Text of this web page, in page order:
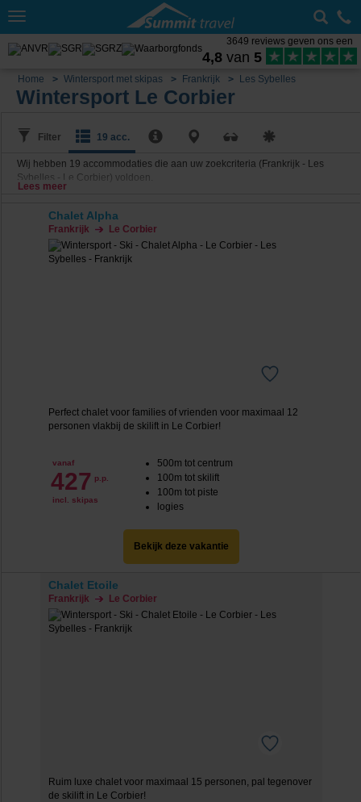
Toggle
3649 reviews geven ons een
4,8 van 5
Home Wintersport met skipas Frankrijk Les Sybelles
Wintersport Le Corbier
Filter 19 acc.
Wij hebben 19 accommodaties die aan uw zoekcriteria (Frankrijk - Les
Sybelles - Le Corbier) voldoen.
Lees meer
Chalet Alpha
Frankrijk Le Corbier
Perfect chalet voor families of vrienden voor maximaal 12
personen vlakbij de skilift in Le Corbier!
vanaf
427 p.p.
incl. skipas
500m tot centrum
100m tot skilift
100m tot piste
logies
Bekijk deze vakantie
Chalet Etoile
Frankrijk Le Corbier
Ruim luxe chalet voor maximaal 15 personen, pal tegenover
de skilift in Le Corbier!